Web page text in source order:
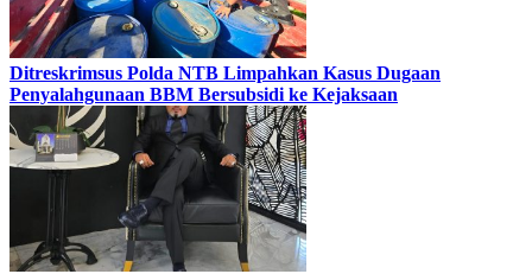
Ditreskrimsus Polda NTB Limpahkan Kasus Dugaan
Penyalahgunaan BBM Bersubsidi ke Kejaksaan